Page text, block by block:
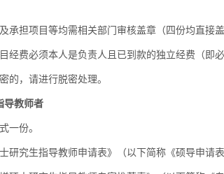
承担项目等均需相关部门审核盖章（四份均直接盖
经费必须本人是负责人且已到款的独立经费（即
的，请进行脱密处理。
导教师者
一份。
研究生指导教师申请表》（以下简称《硕导申请表